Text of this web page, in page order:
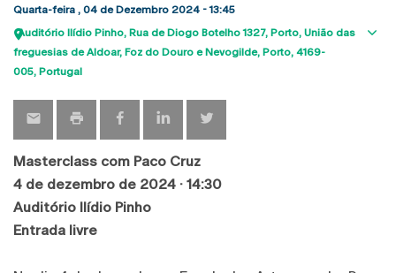
Quarta-feira , 04 de Dezembro 2024 - 13:45
Auditório Ilídio Pinho Rua de Diogo Botelho 1327 Porto União das
freguesias de Aldoar, Foz do Douro e Nevogilde, Porto 4169-
005 Portugal
Masterclass com Paco Cruz
4 de dezembro de 2024 · 14:30
Auditório Ilídio Pinho
Entrada livre